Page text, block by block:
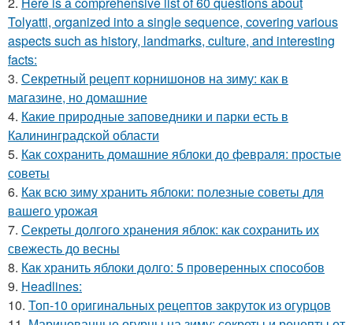
Tolyatti, organized into a single sequence, covering various
aspects such as history, landmarks, culture, and interesting
facts:
3. Секретный рецепт корнишонов на зиму: как в
магазине, но домашние
4. Какие природные заповедники и парки есть в
Калининградской области
5. Как сохранить домашние яблоки до февраля: простые
советы
6. Как всю зиму хранить яблоки: полезные советы для
вашего урожая
7. Секреты долгого хранения яблок: как сохранить их
свежесть до весны
8. Как хранить яблоки долго: 5 проверенных способов
9. Headlines:
10. Топ-10 оригинальных рецептов закруток из огурцов